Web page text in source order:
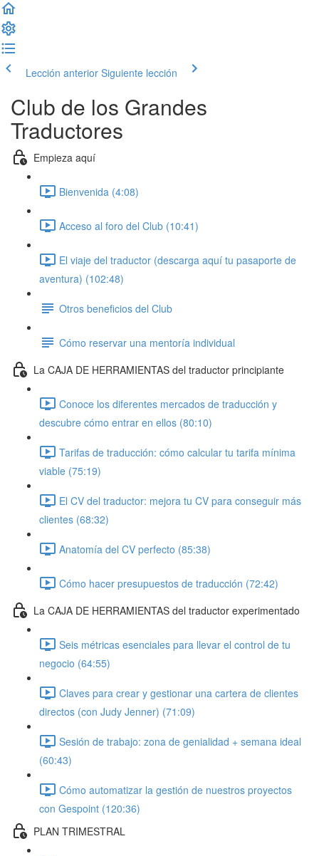
Lección anterior Siguiente lección
Club de los Grandes
Traductores
Empieza aquí
Bienvenida (4:08)
Acceso al foro del Club (10:41)
El viaje del traductor (descarga aquí tu pasaporte de
aventura) (102:48)
Otros beneficios del Club
Cómo reservar una mentoría individual
La CAJA DE HERRAMIENTAS del traductor principiante
Conoce los diferentes mercados de traducción y
descubre cómo entrar en ellos (80:10)
Tarifas de traducción: cómo calcular tu tarifa mínima
viable (75:19)
El CV del traductor: mejora tu CV para conseguir más
clientes (68:32)
Anatomía del CV perfecto (85:38)
Cómo hacer presupuestos de traducción (72:42)
La CAJA DE HERRAMIENTAS del traductor experimentado
Seis métricas esenciales para llevar el control de tu
negocio (64:55)
Claves para crear y gestionar una cartera de clientes
directos (con Judy Jenner) (71:09)
Sesión de trabajo: zona de genialidad + semana ideal
(60:43)
Cómo automatizar la gestión de nuestros proyectos
con Gespoint (120:36)
PLAN TRIMESTRAL